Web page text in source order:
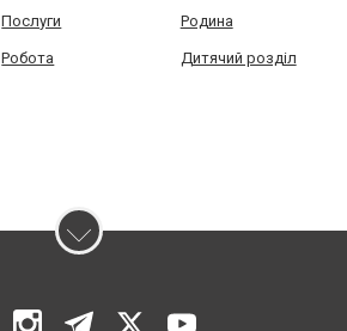
Послуги Родина
Робота Дитячий розділ